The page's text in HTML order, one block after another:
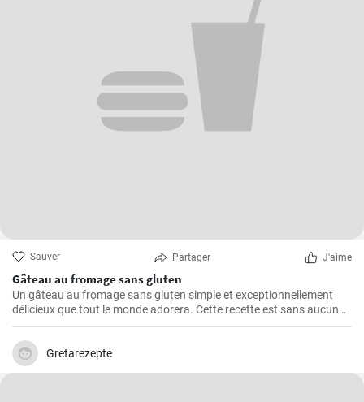
Sauver Partager J'aime
Gâteau au fromage sans gluten
Un gâteau au fromage sans gluten simple et exceptionnellement
délicieux que tout le monde adorera. Cette recette est sans aucun
doute le meilleur gâteau au fromage sans gluten que vous ayez
jamais goûté!
Gretarezepte